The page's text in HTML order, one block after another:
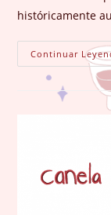
históricamente
Continuar